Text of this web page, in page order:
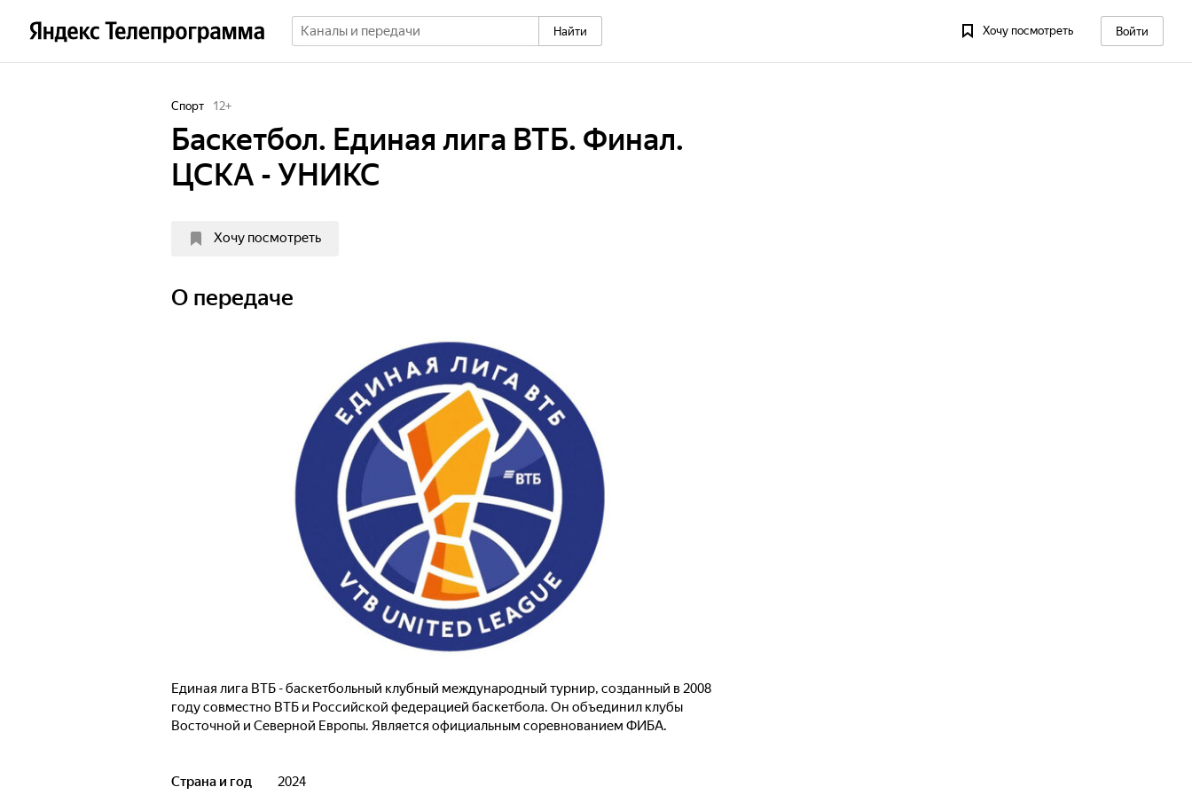
Найти Хочу посмотреть Войти
Спорт 12+
Баскетбол. Единая лига ВТБ. Финал.
ЦСКА - УНИКС
Хочу посмотреть
О передаче
Единая лига ВТБ - баскетбольный клубный международный турнир, созданный в 2008
году совместно ВТБ и Российской федерацией баскетбола. Он объединил клубы
Восточной и Северной Европы. Является официальным соревнованием ФИБА.
Страна и год 2024